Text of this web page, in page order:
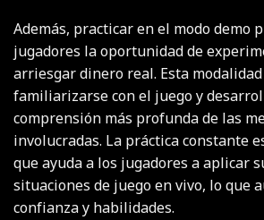
Además, practicar en el modo demo
jugadores la oportunidad de
arriesgar dinero real. Esta
familiarizarse con el juego y
comprensión más profunda de las
involucradas. La práctica constante
que ayuda a los jugadores a aplicar
situaciones de juego en vivo, lo que
confianza y habilidades.